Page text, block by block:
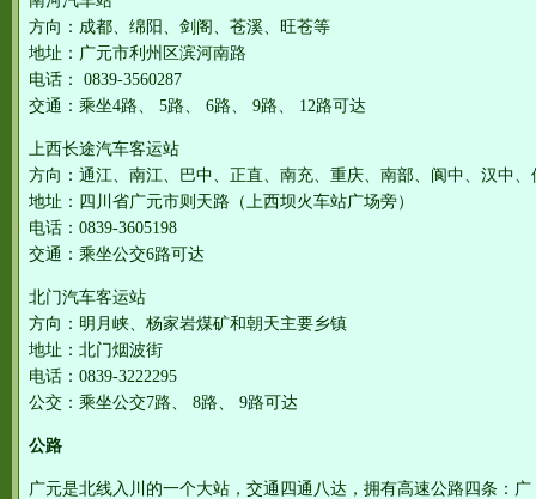
方向：成都、绵阳、剑阁、苍溪、旺苍等
地址：广元市利州区滨河南路
电话： 0839-3560287
交通：乘坐4路、 5路、 6路、 9路、 12路可达
上西长途汽车客运站
方向：通江、南江、巴中、正直、南充、重庆、南部、阆中、汉中
地址：四川省广元市则天路（上西坝火车站广场旁）
电话：0839-3605198
交通：乘坐公交6路可达
北门汽车客运站
方向：明月峡、杨家岩煤矿和朝天主要乡镇
地址：北门烟波街
电话：0839-3222295
公交：乘坐公交7路、 8路、 9路可达
公路
广元是北线入川的一个大站，交通四通八达，拥有高速公路四条：